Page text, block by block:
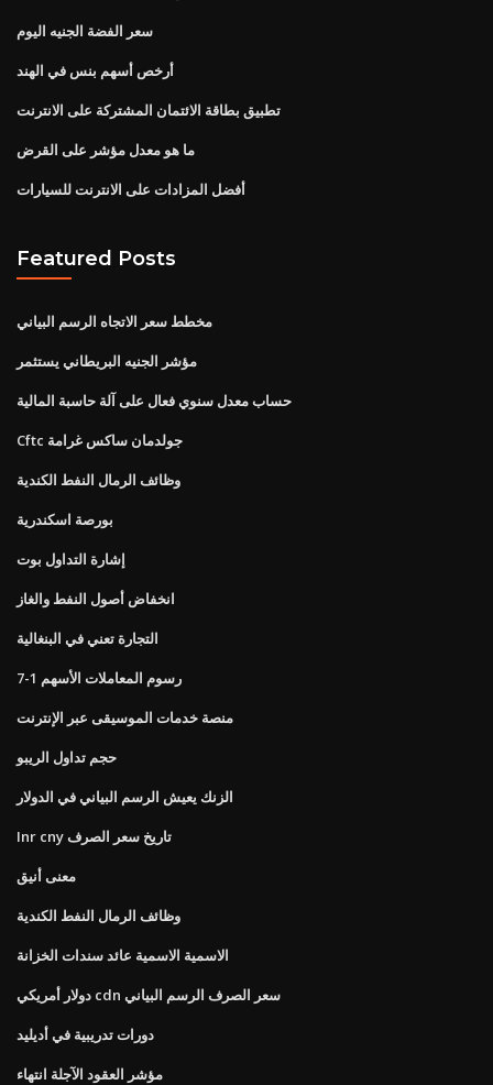
سعر الفضة الجنيه اليوم
أرخص أسهم بنس في الهند
تطبيق بطاقة الائتمان المشتركة على الانترنت
ما هو معدل مؤشر على القرض
أفضل المزادات على الانترنت للسيارات
Featured Posts
مخطط سعر الاتجاه الرسم البياني
مؤشر الجنيه البريطاني يستثمر
حساب معدل سنوي فعال على آلة حاسبة المالية
Cftc جولدمان ساكس غرامة
وظائف الرمال النفط الكندية
بورصة اسكندرية
إشارة التداول بوت
انخفاض أصول النفط والغاز
التجارة تعني في البنغالية
رسوم المعاملات الأسهم 1-7
منصة خدمات الموسيقى عبر الإنترنت
حجم تداول الريبو
الزنك يعيش الرسم البياني في الدولار
Inr cny تاريخ سعر الصرف
معنى أنيق
وظائف الرمال النفط الكندية
الاسمية الاسمية عائد سندات الخزانة
دولار أمريكي cdn سعر الصرف الرسم البياني
دورات تدريبية في أديليد
مؤشر العقود الآجلة انتهاء